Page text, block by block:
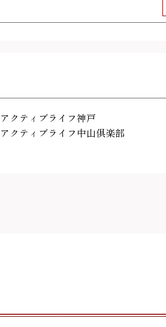
アクティブライフ神戸
アクティブライフ中山倶楽部